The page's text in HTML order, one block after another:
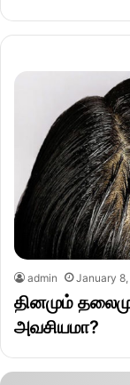
admin January
தினமும்
அவசியமா?